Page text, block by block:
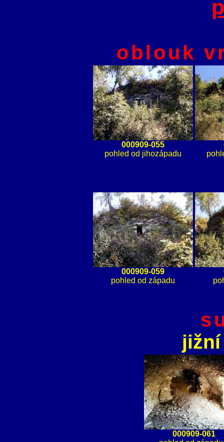
oblouk
000909-055
pohled od jihozápadu
000909-059
pohled od západu
000909-061